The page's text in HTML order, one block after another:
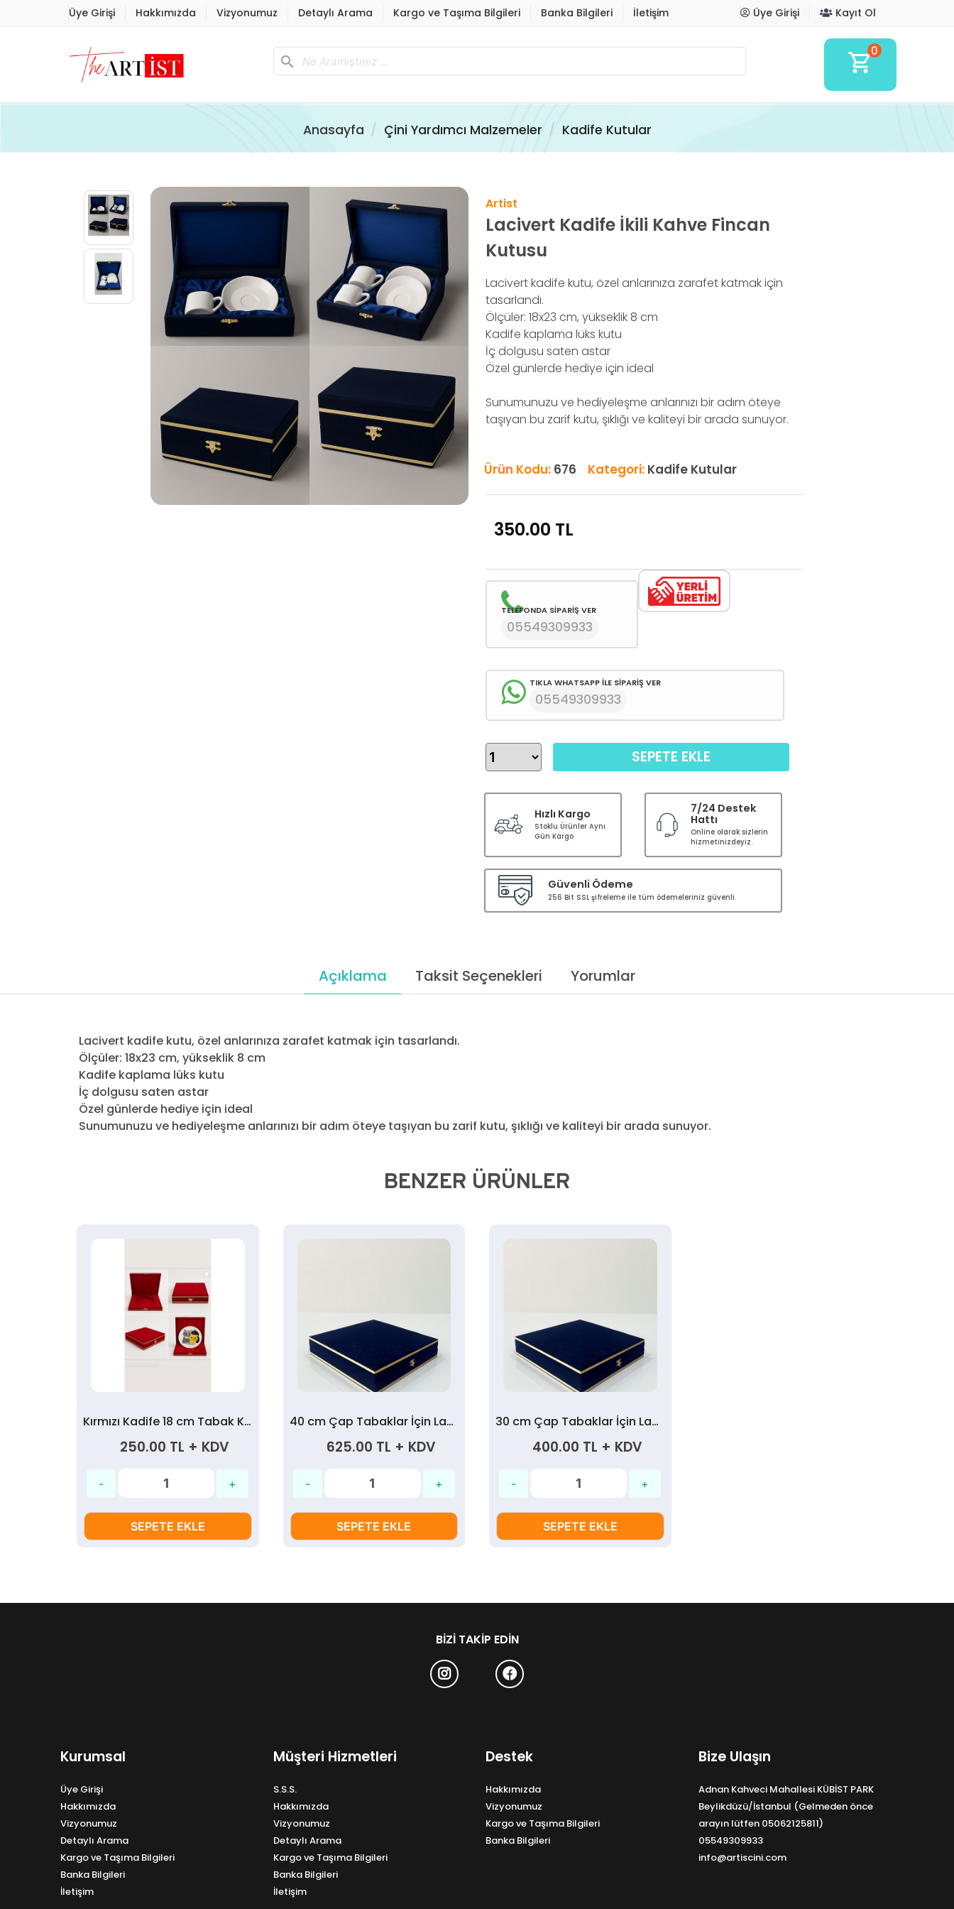
Üye Girişi Hakkımızda Vizyonumuz Detaylı Arama Kargo ve Taşıma Bilgileri Banka Bilgileri İletişim Üye Girişi Kayıt Ol
search shopping_cart0
Anasayfa Çini Yardımcı Malzemeler Kadife Kutular
Artist
Lacivert Kadife İkili Kahve Fincan
Kutusu
Lacivert kadife kutu, özel anlarınıza zarafet katmak için
tasarlandı.
Ölçüler: 18x23 cm, yükseklik 8 cm
Kadife kaplama lüks kutu
İç dolgusu saten astar
Özel günlerde hediye için ideal
Sunumunuzu ve hediyeleşme anlarınızı bir adım öteye
taşıyan bu zarif kutu, şıklığı ve kaliteyi bir arada sunuyor.
Ürün Kodu: 676 Kategori: Kadife Kutular
350.00 TL
TELEFONDA SİPARİŞ VER
05549309933
TIKLA WHATSAPP İLE SİPARİŞ VER
05549309933
SEPETE EKLE
Hızlı Kargo
Stoklu Ürünler Aynı
Gün Kargo
7/24 Destek
Hattı
Online olarak sizlerin
hizmetinizdeyiz.
Güvenli Ödeme
256 Bit SSL şifreleme ile tüm ödemeleriniz güvenli.
Açıklama Taksit Seçenekleri Yorumlar
Lacivert kadife kutu, özel anlarınıza zarafet katmak için tasarlandı.
Ölçüler: 18x23 cm, yükseklik 8 cm
Kadife kaplama lüks kutu
İç dolgusu saten astar
Özel günlerde hediye için ideal
Sunumunuzu ve hediyeleşme anlarınızı bir adım öteye taşıyan bu zarif kutu, şıklığı ve kaliteyi bir arada sunuyor.
BENZER ÜRÜNLER
Kırmızı Kadife 18 cm Tabak Kutusu
250.00 TL + KDV
SEPETE EKLE
40 cm Çap Tabaklar İçin Lacivert Kadife Kutu
625.00 TL + KDV
SEPETE EKLE
30 cm Çap Tabaklar İçin Lacivert Kadife Kutu
400.00 TL + KDV
SEPETE EKLE
BIZI TAKIP EDIN
Kurumsal
Üye Girişi
Hakkımızda
Vizyonumuz
Detaylı Arama
Kargo ve Taşıma Bilgileri
Banka Bilgileri
İletişim
Müşteri Hizmetleri
S.S.S.
Hakkımızda
Vizyonumuz
Detaylı Arama
Kargo ve Taşıma Bilgileri
Banka Bilgileri
İletişim
Destek
Hakkımızda
Vizyonumuz
Kargo ve Taşıma Bilgileri
Banka Bilgileri
Bize Ulaşın
Adnan Kahveci Mahallesi KÜBİST PARK
Beylikdüzü/İstanbul (Gelmeden önce
arayın lütfen 05062125811)
05549309933
info@artiscini.com